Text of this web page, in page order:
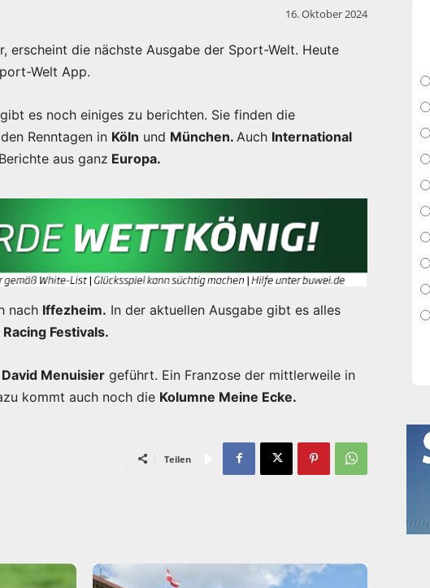
16. Oktober 2024
erscheint die nächste Ausgabe der Sport-Welt. Heute
Welt App.
es noch einiges zu berichten. Sie finden die
Renntagen in Köln und München. Auch International
aus ganz Europa.
nach Iffezheim. In der aktuellen Ausgabe gibt es alles
Racing Festivals.
David Menuisier geführt. Ein Franzose der mittlerweile in
kommt auch noch die Kolumne Meine Ecke.
Teilen